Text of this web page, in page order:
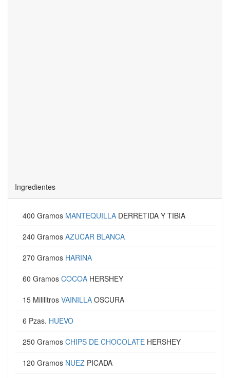
Ingredientes
400 Gramos MANTEQUILLA DERRETIDA Y TIBIA
240 Gramos AZUCAR BLANCA
270 Gramos HARINA
60 Gramos COCOA HERSHEY
15 Mililitros VAINILLA OSCURA
6 Pzas. HUEVO
250 Gramos CHIPS DE CHOCOLATE HERSHEY
120 Gramos NUEZ PICADA